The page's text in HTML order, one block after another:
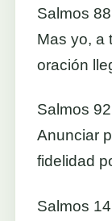
Salmos
Mas yo, a
oración
Salmos
Anunciar
fidelidad
Salmos